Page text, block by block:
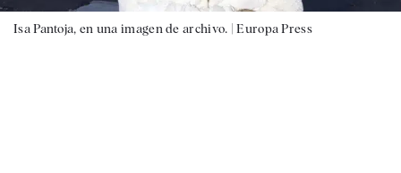
Isa Pantoja, en una imagen de archivo. |Europa Press